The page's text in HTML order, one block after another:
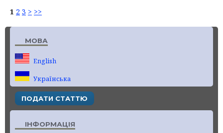
1 2 3 > >>
МОВА
English
Українська
ПОДАТИ СТАТТЮ
ІНФОРМАЦІЯ